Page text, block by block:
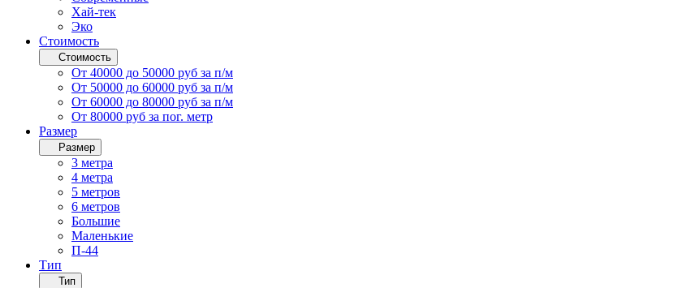
Хай-тек
Эко
Стоимость
Стоимость
От 40000 до 50000 руб за п/м
От 50000 до 60000 руб за п/м
От 60000 до 80000 руб за п/м
От 80000 руб за пог. метр
Размер
Размер
3 метра
4 метра
5 метров
6 метров
Большие
Маленькие
П-44
Тип
Тип